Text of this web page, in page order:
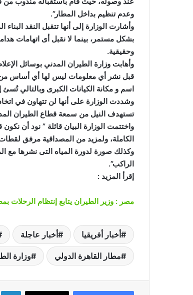
وعدم تنظيم بداخل المطار”.
وأشارت الوزارة إلى أنها تتقبل النقد
بشكل مستمر، بينما لا نقبل أى اتهامات
وحقيقية.
وأهابت وزارة الطيران المدني بوسائل
قبل نشر أي معلومات ليس لها أي أساس من
اسم و مكانة الكيانات الكبرى وبالتالي
وشددت الوزارة على أنها لن تتهاون في
تستهدف النيل من سمعة قطاع الطيران
واختتمت الوزارة البيان قائلة ” نود أن
الكاملة، ولمزيد من المصداقية مرفق
وكذلك صورة لدورة المياه التى نشرها مع
الراكب”.
إقرأ المزيد :
مصر : وزير الطيران يتابع إنتظام الرحلات
أخبار أفريقيا أخبار عاجلة
مطار القاهرة الدولي وزارة